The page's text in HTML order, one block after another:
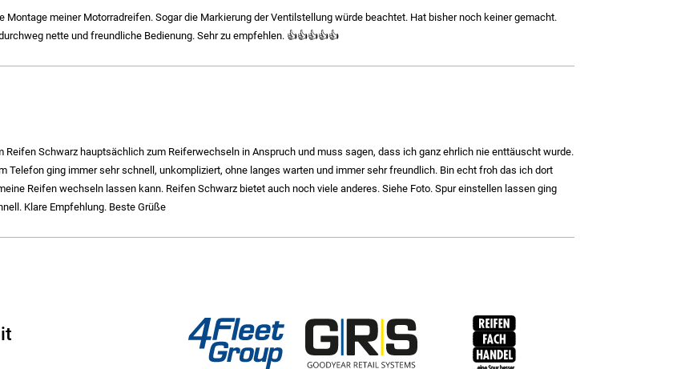
Montage meiner Motorradreifen. Sogar die Markierung der Ventilstellung würde beachtet. Hat bisher noch keiner gemacht.
nette und freundliche Bedienung. Sehr zu empfehlen. 👍👍👍👍👍
Reifen Schwarz hauptsächlich zum Reiferwechseln in Anspruch und muss sagen, dass ich ganz ehrlich nie enttäuscht wurde.
Telefon ging immer sehr schnell, unkompliziert, ohne langes warten und immer sehr freundlich. Bin echt froh das ich dort
Reifen wechseln lassen kann. Reifen Schwarz bietet auch noch viele anderes. Siehe Foto. Spur einstellen lassen ging
Klare Empfehlung. Beste Grüße